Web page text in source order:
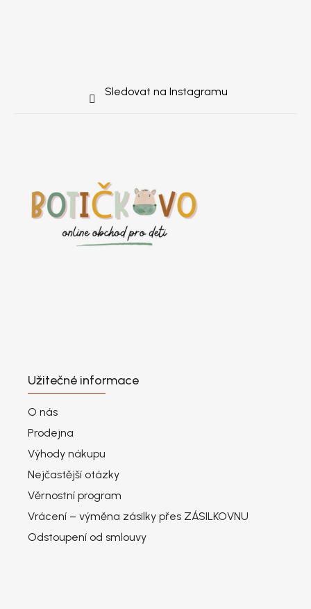
Sledovat na Instagramu
Užitečné informace
O nás
Prodejna
Výhody nákupu
Nejčastější otázky
Věrnostní program
Vrácení – výměna zásilky přes ZÁSILKOVNU
Odstoupení od smlouvy